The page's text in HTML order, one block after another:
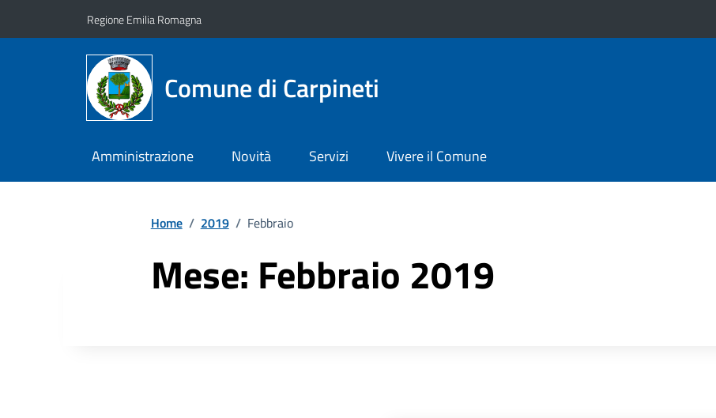
Regione Emilia Romagna
Comune di Carpineti
Amministrazione Novità Servizi Vivere il Comune
Home / 2019 / Febbraio
Mese: Febbraio 2019